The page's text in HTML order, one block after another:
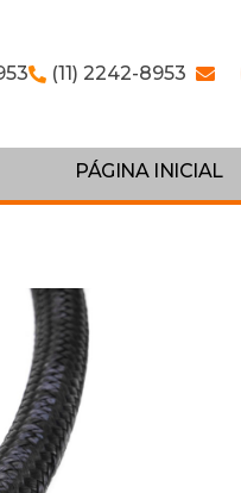
(11) 2242-8953
PÁGINA INICIAL